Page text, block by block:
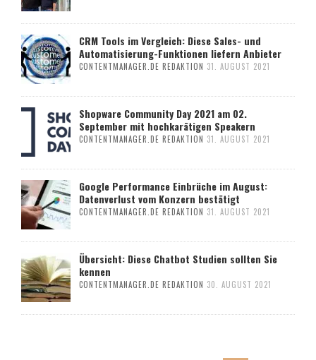
CRM Tools im Vergleich: Diese Sales- und
Automatisierung-Funktionen liefern Anbieter
CONTENTMANAGER.DE REDAKTION 31. AUGUST 2021
Shopware Community Day 2021 am 02.
September mit hochkarätigen Speakern
CONTENTMANAGER.DE REDAKTION 31. AUGUST 2021
Google Performance Einbrüche im August:
Datenverlust vom Konzern bestätigt
CONTENTMANAGER.DE REDAKTION 31. AUGUST 2021
Übersicht: Diese Chatbot Studien sollten Sie
kennen
CONTENTMANAGER.DE REDAKTION 30. AUGUST 2021